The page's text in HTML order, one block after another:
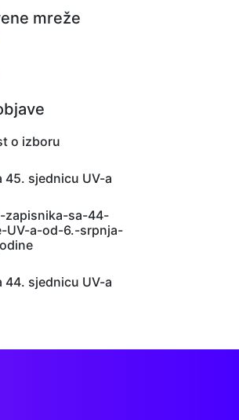
mreže
o izboru
45. sjednicu UV-a
zapisnika-sa-44-
UV-a-od-6.-srpnja-
44. sjednicu UV-a